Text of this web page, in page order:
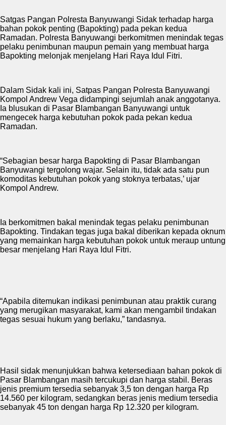
Satgas Pangan Polresta Banyuwangi Sidak terhadap harga
bahan pokok penting (Bapokting) pada pekan kedua
Ramadan. Polresta Banyuwangi berkomitmen menindak tegas
pelaku penimbunan maupun pemain yang membuat harga
Bapokting melonjak menjelang Hari Raya Idul Fitri.
Dalam Sidak kali ini, Satpas Pangan Polresta Banyuwangi
Kompol Andrew Vega didampingi sejumlah anak anggotanya.
Ia blusukan di Pasar Blambangan Banyuwangi untuk
mengecek harga kebutuhan pokok pada pekan kedua
Ramadan.
“Sebagian besar harga Bapokting di Pasar Blambangan
Banyuwangi tergolong wajar. Selain itu, tidak ada satu pun
komoditas kebutuhan pokok yang stoknya terbatas,’ ujar
Kompol Andrew.
Ia berkomitmen bakal menindak tegas pelaku penimbunan
Bapokting. Tindakan tegas juga bakal diberikan kepada oknum
yang memainkan harga kebutuhan pokok untuk meraup untung
besar menjelang Hari Raya Idul Fitri.
“Apabila ditemukan indikasi penimbunan atau praktik curang
yang merugikan masyarakat, kami akan mengambil tindakan
tegas sesuai hukum yang berlaku,” tandasnya.
Hasil sidak menunjukkan bahwa ketersediaan bahan pokok di
Pasar Blambangan masih tercukupi dan harga stabil. Beras
jenis premium tersedia sebanyak 3,5 ton dengan harga Rp
14.560 per kilogram, sedangkan beras jenis medium tersedia
sebanyak 45 ton dengan harga Rp 12.320 per kilogram.